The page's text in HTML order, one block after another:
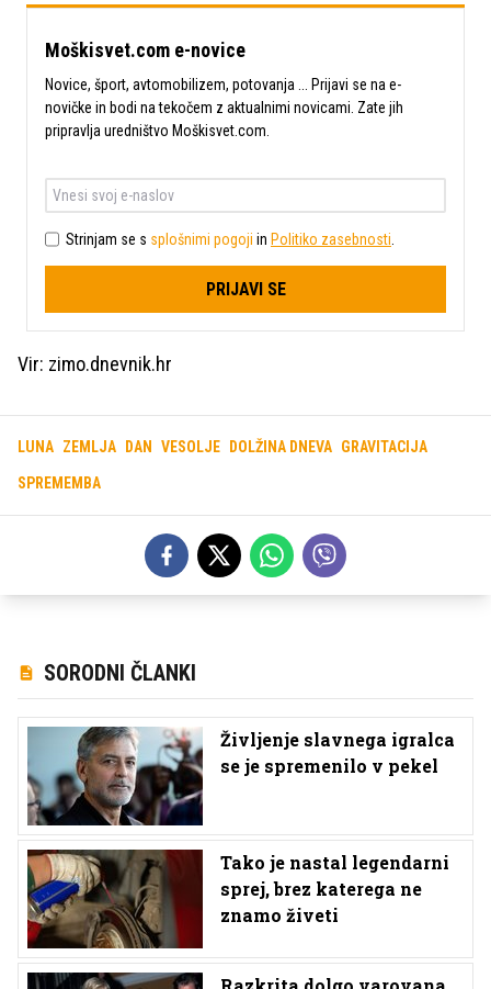
Moškisvet.com e-novice
Novice, šport, avtomobilizem, potovanja ... Prijavi se na e-
novičke in bodi na tekočem z aktualnimi novicami. Zate jih
pripravlja uredništvo Moškisvet.com.
Strinjam se s splošnimi pogoji in Politiko zasebnosti
PRIJAVI SE
Vir: zimo.dnevnik.hr
LUNA ZEMLJA DAN VESOLJE DOLŽINA DNEVA GRAVITACIJA
SPREMEMBA
SORODNI ČLANKI
Življenje slavnega igralca
se je spremenilo v pekel
Tako je nastal legendarni
sprej, brez katerega ne
znamo živeti